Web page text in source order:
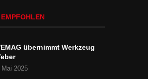
übernimmt Werkzeug
Mai 2025